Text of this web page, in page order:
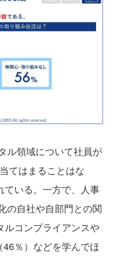
ル領域について社員が
てはまることはな
ている。一方で、人事
の自社や自部門との関
ルコンプライアンスや
％）などを学んでほ